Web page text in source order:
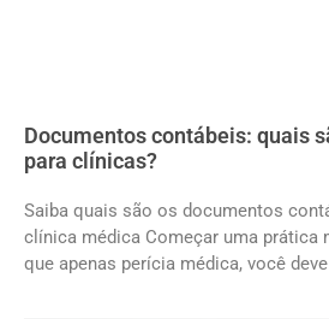
Documentos contábeis: quais
para clínicas?
Saiba quais são os documentos
clínica médica Começar uma prática
que apenas perícia médica, você